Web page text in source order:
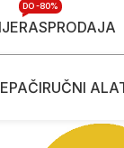
RASPRODAJA
DO -80%
RUČNI
Imbus